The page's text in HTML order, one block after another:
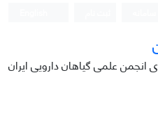
انجمن علمی گیاهان دارویی ایران